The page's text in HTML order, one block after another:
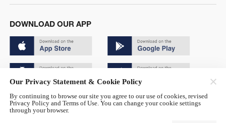
DOWNLOAD OUR APP
Copyright © 2024 CGTN.
京ICP备20000184号
Our Privacy Statement & Cookie Policy
By continuing to browse our site you agree to our use of cookies, revised
Privacy Policy and Terms of Use. You can change your cookie settings
through your browser.